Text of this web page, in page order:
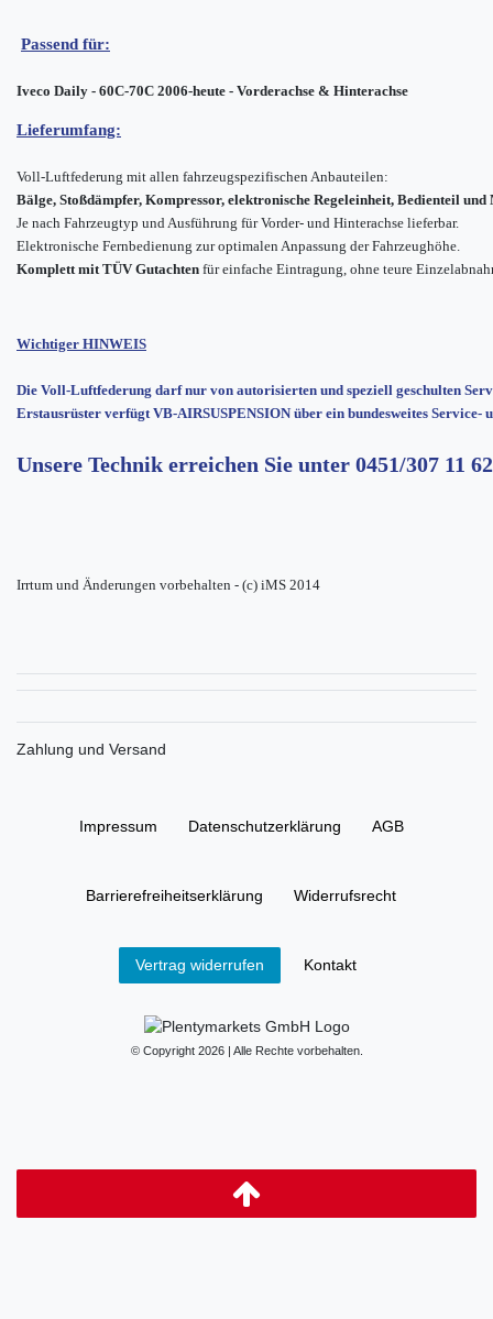
Passend für:
Iveco Daily - 60C-70C 2006-heute - Vorderachse & Hinterachse
Lieferumfang:
Voll-Luftfederung mit allen fahrzeugspezifischen Anbauteilen:
Bälge, Stoßdämpfer, Kompressor, elektronische Regeleinheit, Bedienteil und
Je nach Fahrzeugtyp und Ausführung für Vorder- und Hinterachse lieferbar.
Elektronische Fernbedienung zur optimalen Anpassung der Fahrzeughöhe.
Komplett mit TÜV Gutachten für einfache Eintragung, ohne teure
Wichtiger HINWEIS
Die Voll-Luftfederung darf nur von autorisierten und speziell geschulten
Erstausrüster verfügt VB-AIRSUSPENSION über ein bundesweites Service-
Unsere Technik erreichen Sie unter 0451/307 11 62
Irrtum und Änderungen vorbehalten - (c) iMS 2014
Zahlung und Versand
Impressum Daten­schutz­erklärung AGB
Barrierefreiheitserklärung Widerrufs­recht
Vertrag widerrufen Kontakt
© Copyright 2026 | Alle Rechte vorbehalten.